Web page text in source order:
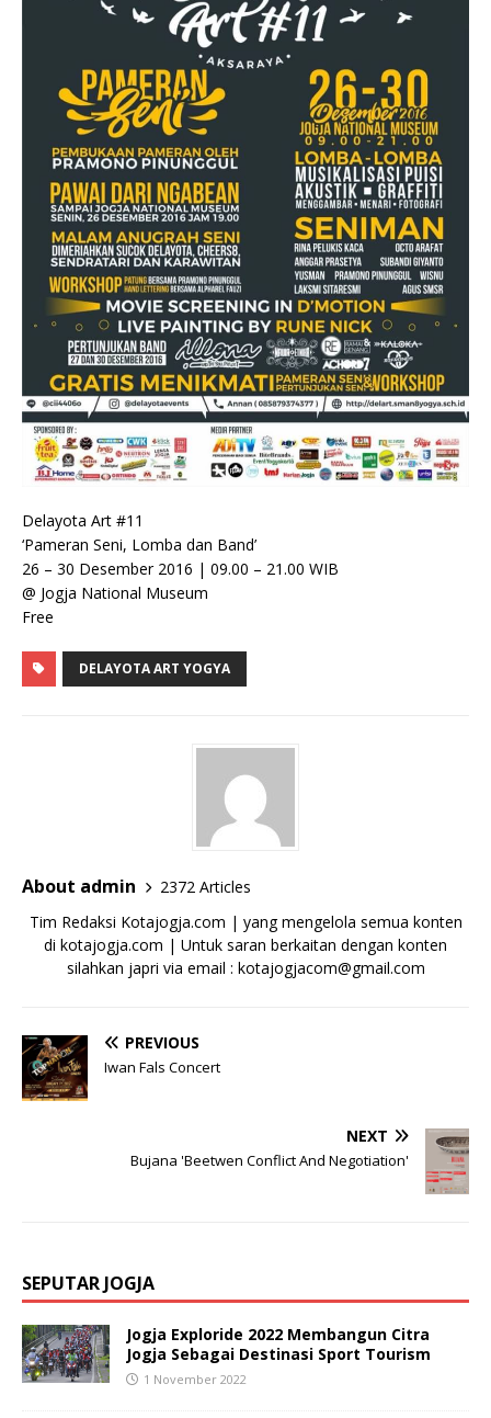
Delayota Art #11
‘Pameran Seni, Lomba dan Band’
26 – 30 Desember 2016 | 09.00 – 21.00 WIB
@ Jogja National Museum
Free
DELAYOTA ART YOGYA
About admin
2372 Articles
Tim Redaksi Kotajogja.com | yang mengelola semua konten
di kotajogja.com | Untuk saran berkaitan dengan konten
silahkan japri via email : kotajogjacom@gmail.com
PREVIOUS
Iwan Fals Concert
NEXT
Bujana 'Beetwen Conflict And Negotiation'
SEPUTAR JOGJA
Jogja Exploride 2022 Membangun Citra
Jogja Sebagai Destinasi Sport Tourism
1 November 2022